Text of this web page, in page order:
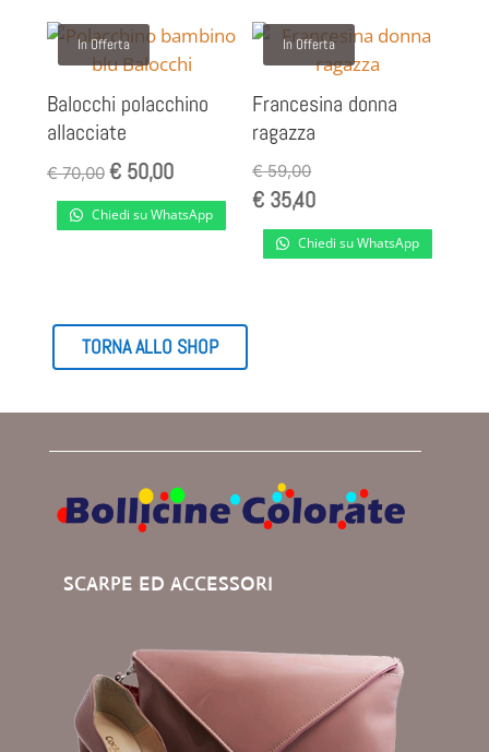
In Offerta
Balocchi polacchino
allacciate
€70,00 Il
prezzo
originale
€50,00Il
prezzo
attuale
Chiedi su WhatsApp
In Offerta
Francesina donna
ragazza
€59,00
€ 35,40
Chiedi su WhatsApp
TORNA ALLO SHOP
SCARPE ED ACCESSORI